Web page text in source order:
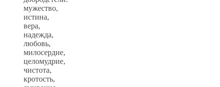
мужество,
истина,
вера,
надежда,
любовь,
милосердие,
целомудрие,
чистота,
кротость,